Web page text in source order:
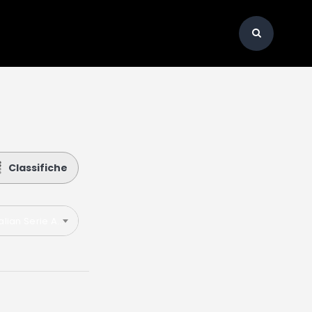
Classifiche
Italian Serie A 2019-2020